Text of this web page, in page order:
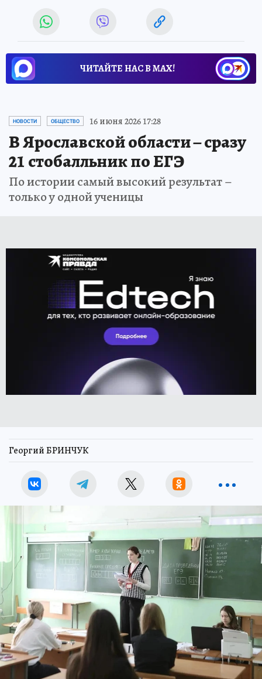
ЧИТАЙТЕ НАС В МАХ!
НОВОСТИ ОБЩЕСТВО 16 июня 2026 17:28
В Ярославской области – сразу
21 стобалльник по ЕГЭ
По истории самый высокий результат –
только у одной ученицы
Георгий БРИНЧУК